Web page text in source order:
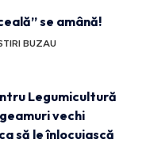
se amână!
BUZAU
Legumicultură
vechi
să le înlocuiască